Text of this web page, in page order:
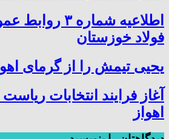
اطلاعیه شماره
فولاد خوزستان
یحیی تیمش را از گرمای
آغاز فرایند انتخابات
اهواز